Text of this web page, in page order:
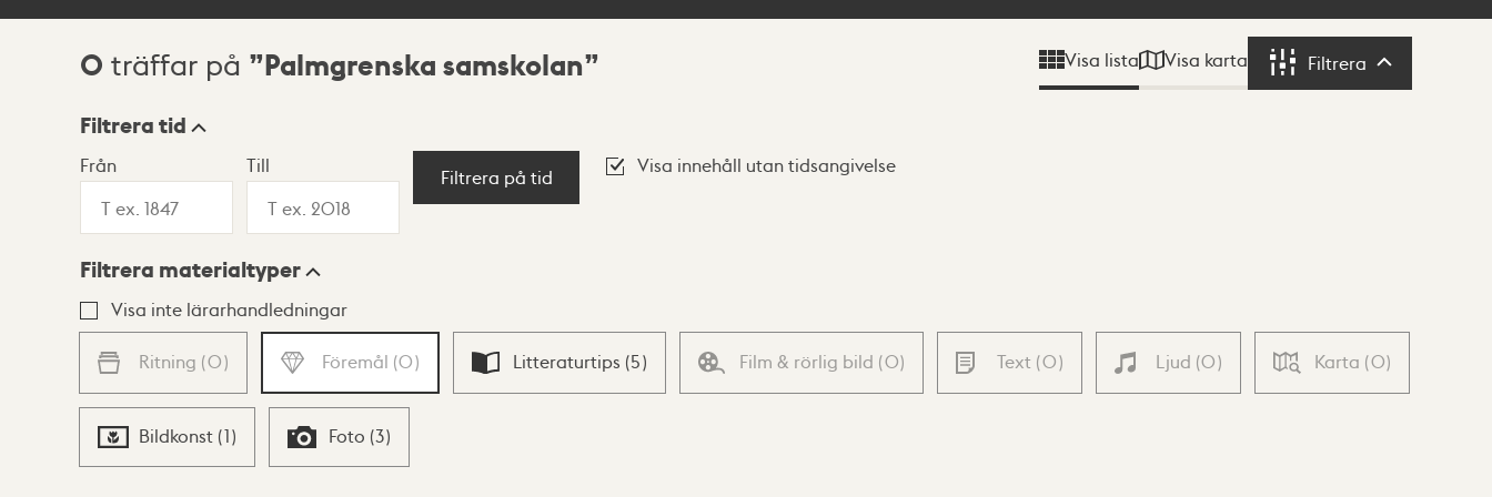
Sökresultat
0 träffar på Palmgrenska samskolan Visa lista Visa karta Filtrera Filtrera
Visningsläge
Lista Karta
Filtrera tid
Från Till
Filtrera på tid
Visa innehåll utan tidsangivelse
Filtrera materialtyper
Visa inte lärarhandledningar
Ritning (0) Föremål (0) Litteraturtips (5) Film & rörlig bild (0) Text (0) Ljud (0) Karta (0)
Bildkonst (1) Foto (3)